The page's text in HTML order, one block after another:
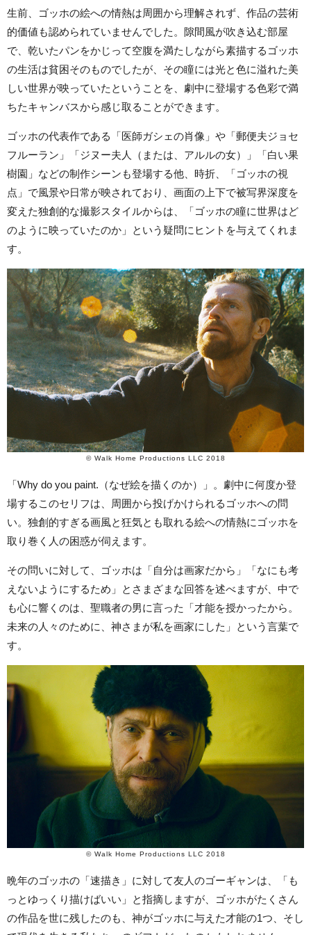
生前、ゴッホの絵への情熱は周囲から理解されず、作品の芸術
的価値も認められていませんでした。隙間風が吹き込む部屋
で、乾いたパンをかじって空腹を満たしながら素描するゴッホ
の生活は貧困そのものでしたが、その瞳には光と色に溢れた美
しい世界が映っていたということを、劇中に登場する色彩で満
ちたキャンバスから感じ取ることができます。
ゴッホの代表作である「医師ガシェの肖像」や「郵便夫ジョセ
フルーラン」「ジヌー夫人（または、アルルの女）」「白い果
樹園」などの制作シーンも登場する他、時折、「ゴッホの視
点」で風景や日常が映されており、画面の上下で被写界深度を
変えた独創的な撮影スタイルからは、「ゴッホの瞳に世界はど
のように映っていたのか」という疑問にヒントを与えてくれま
す。
© Walk Home Productions LLC 2018
「Why do you paint.（なぜ絵を描くのか）」。劇中に何度か登
場するこのセリフは、周囲から投げかけられるゴッホへの問
い。独創的すぎる画風と狂気とも取れる絵への情熱にゴッホを
取り巻く人の困惑が伺えます。
その問いに対して、ゴッホは「自分は画家だから」「なにも考
えないようにするため」とさまざまな回答を述べますが、中で
も心に響くのは、聖職者の男に言った「才能を授かったから。
未来の人々のために、神さまが私を画家にした」という言葉で
す。
© Walk Home Productions LLC 2018
晩年のゴッホの「速描き」に対して友人のゴーギャンは、「も
っとゆっくり描けばいい」と指摘しますが、ゴッホがたくさん
の作品を世に残したのも、神がゴッホに与えた才能の1つ、そし